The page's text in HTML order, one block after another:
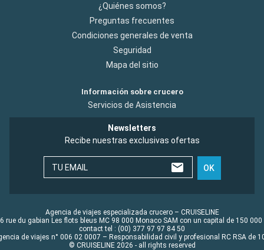
¿Quiénes somos?
Preguntas frecuentes
Condiciones generales de venta
Seguridad
Mapa del sitio
Información sobre crucero
Servicios de Asistencia
Newsletters
Recibe nuestras exclusivas ofertas
TU EMAIL OK
Agencia de viajes especializada crucero – CRUISELINE
rue du gabian Les flots bleus MC 98 000 Monaco SAM con un capital de 150 000
contact tel : (00) 377 97 97 84 50
de viajes n° 006 02 0007 – Responsabilidad civil y profesional RC RSA de
© CRUISELINE 2026 - all rights reserved